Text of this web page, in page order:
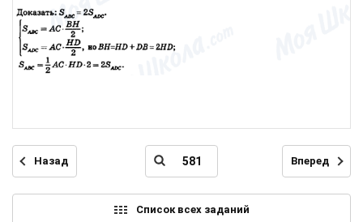
Назад Вперед
Список всех заданий